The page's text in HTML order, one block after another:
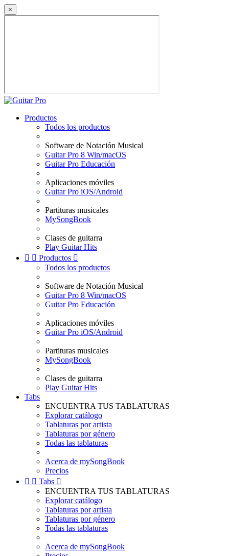
×
Productos
Todos los productos
Software de Notación Musical
Guitar Pro 8 Win/macOS
Guitar Pro Educación
Aplicaciones móviles
Guitar Pro iOS/Android
Partituras musicales
MySongBook
Clases de guitarra
Play Guitar Hits
  Productos 
Todos los productos
Software de Notación Musical
Guitar Pro 8 Win/macOS
Guitar Pro Educación
Aplicaciones móviles
Guitar Pro iOS/Android
Partituras musicales
MySongBook
Clases de guitarra
Play Guitar Hits
Tabs
ENCUENTRA TUS TABLATURAS
Explorar catálogo
Tablaturas por artista
Tablaturas por género
Todas las tablaturas
Acerca de mySongBook
Precios
  Tabs 
ENCUENTRA TUS TABLATURAS
Explorar catálogo
Tablaturas por artista
Tablaturas por género
Todas las tablaturas
Acerca de mySongBook